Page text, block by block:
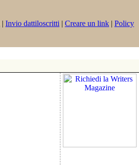
| Invio dattiloscritti | Creare un link | Policy